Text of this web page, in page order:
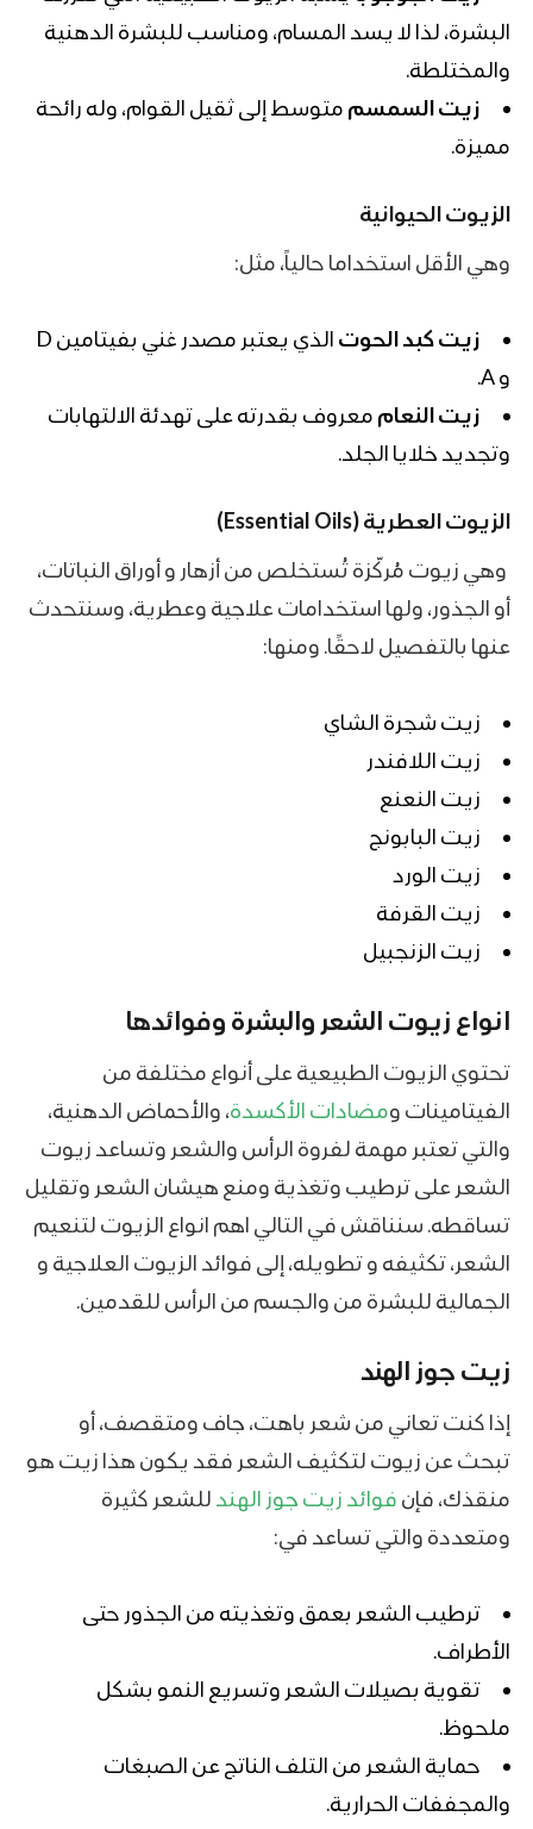
البشرة، لذا لا يسد المسام، ومناسب للبشرة الدهنية
والمختلطة.
زيت السمسم متوسط إلى ثقيل القوام، وله رائحة
مميزة.
الزيوت الحيوانية
وهي الأقل استخداما حالياً، مثل:
زيت كبد الحوت
الذي يعتبر مصدر غني بفيتامين D
و A.
زيت النعام معروف بقدرته على تهدئة الالتهابات
وتجديد خلايا الجلد.
الزيوت العطرية (Essential Oils)
وهي زيوت مُركّزة تُستخلص من أزهار و أوراق النباتات،
أو الجذور، ولها استخدامات علاجية وعطرية، وسنتحدث
عنها بالتفصيل لاحقًا. ومنها:
زيت شجرة الشاي
زيت اللافندر
زيت النعنع
زيت البابونج
زيت الورد
زيت القرفة
زيت الزنجبيل
انواع زيوت الشعر والبشرة وفوائدها
تحتوي الزيوت الطبيعية على أنواع مختلفة من
الفيتامينات ومضادات الأكسدة، والأحماض الدهنية،
والتي تعتبر مهمة لفروة الرأس والشعر وتساعد زيوت
الشعر على ترطيب وتغذية ومنع هيشان الشعر وتقليل
تساقطه. سنناقش في التالي اهم انواع الزيوت لتنعيم
الشعر، تكثيفه و تطويله، إلى فوائد الزيوت العلاجية و
الجمالية للبشرة من والجسم من الرأس للقدمين.
زيت جوز الهند
إذا كنت تعاني من شعر باهت، جاف ومتقصف، أو
تبحث عن زيوت لتكثيف الشعر فقد يكون هذا زيت هو
منقذك، فإن فوائد زيت جوز الهند للشعر كثيرة
ومتعددة والتي تساعد في:
ترطيب الشعر بعمق وتغذيته من الجذور حتى
الأطراف.
تقوية بصيلات الشعر وتسريع النمو بشكل
ملحوظ.
حماية الشعر من التلف الناتج عن الصبغات
والمجففات الحرارية.